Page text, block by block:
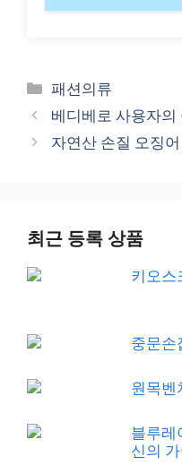
Categories
패션의류
베디베로 사용자의
자연산 손질 오징
최근 등록 상품
키오스
중문손
원목벤
블루레
신의